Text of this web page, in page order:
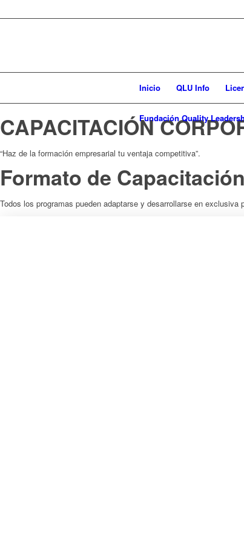
Inicio QLU Info
Fundación Quality
CAPACITACIÓN
“Haz de la formación empresarial tu ventaja competitiva”.
Formato de Capacitación
Todos los programas pueden adaptarse y desarrollarse en